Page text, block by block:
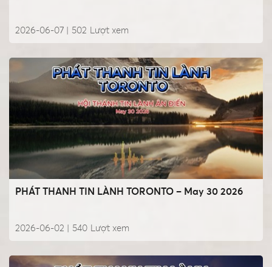
2026-06-07 | Lượt xem
502
PHÁT THANH TIN LÀNH TORONTO – May 30 2026
2026-06-02 | Lượt xem
540